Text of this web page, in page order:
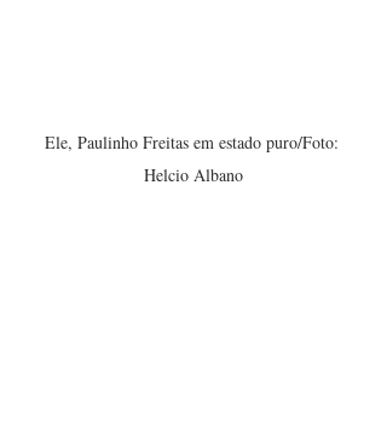
Ele, Paulinho Freitas em estado puro/Foto:
Helcio Albano